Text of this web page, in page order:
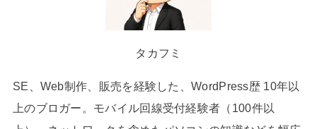
タカフミ
SE、Web制作、販売を経験した、WordPress歴 10年以
上のブロガー。モバイル回線受付経験者（100件以